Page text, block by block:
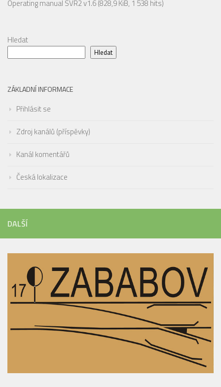
Operating manual SVR2 v1.6(828,9 KiB, 1 538 hits)
Hledat
Hledat
ZÁKLADNÍ INFORMACE
Přihlásit se
Zdroj kanálů (příspěvky)
Kanál komentářů
Česká lokalizace
DALŠÍ